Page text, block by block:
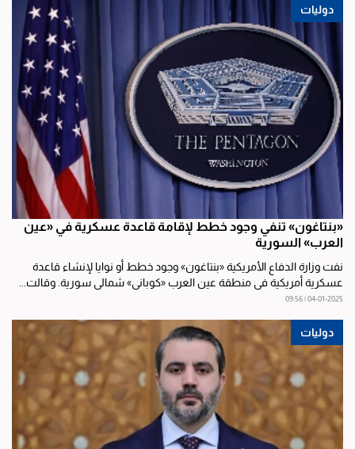
دوليات
«بنتاغون» تنفي وجود خطط لإقامة قاعدة عسكرية في «عين
العرب» السورية
نفت وزارة الدفاع الأمريكية «بنتاغون» وجود خطط أو نوايا لإنشاء قاعدة
عسكرية أمريكية في منطقة عين العرب «كوباني» شمالي سورية. وقالت...
04-01-2025 | 09:56
دوليات